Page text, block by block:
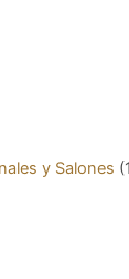
y Salones